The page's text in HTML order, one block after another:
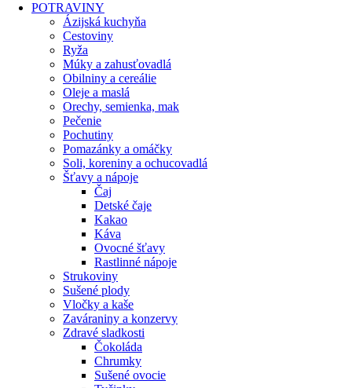
POTRAVINY
Ázijská kuchyňa
Cestoviny
Ryža
Múky a zahusťovadlá
Obilniny a cereálie
Oleje a maslá
Orechy, semienka, mak
Pečenie
Pochutiny
Pomazánky a omáčky
Soli, koreniny a ochucovadlá
Šťavy a nápoje
Čaj
Detské čaje
Kakao
Káva
Ovocné šťavy
Rastlinné nápoje
Strukoviny
Sušené plody
Vločky a kaše
Zaváraniny a konzervy
Zdravé sladkosti
Čokoláda
Chrumky
Sušené ovocie